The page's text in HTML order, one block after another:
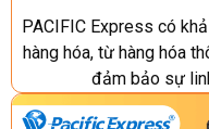
PACIFIC Express có
hàng hóa, từ hàng hóa
đảm bảo sự